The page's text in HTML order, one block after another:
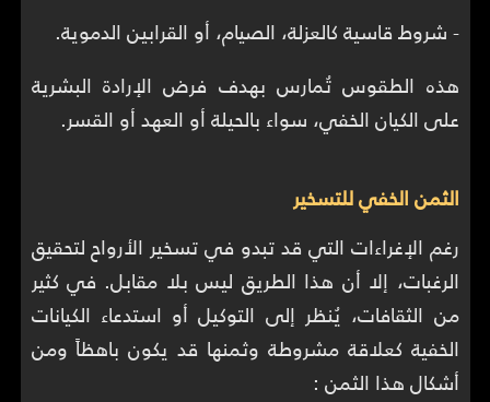
- شروط قاسية كالعزلة، الصيام، أو القرابين الدموية.
هذه الطقوس تُمارس بهدف فرض الإرادة البشرية
على الكيان الخفي، سواء بالحيلة أو العهد أو القسر.
الثمن الخفي للتسخير
رغم الإغراءات التي قد تبدو في تسخير الأرواح لتحقيق
الرغبات، إلا أن هذا الطريق ليس بلا مقابل. في كثير
من الثقافات، يُنظر إلى التوكيل أو استدعاء الكيانات
الخفية كعلاقة مشروطة وثمنها قد يكون باهظاً ومن
أشكال هذا الثمن :